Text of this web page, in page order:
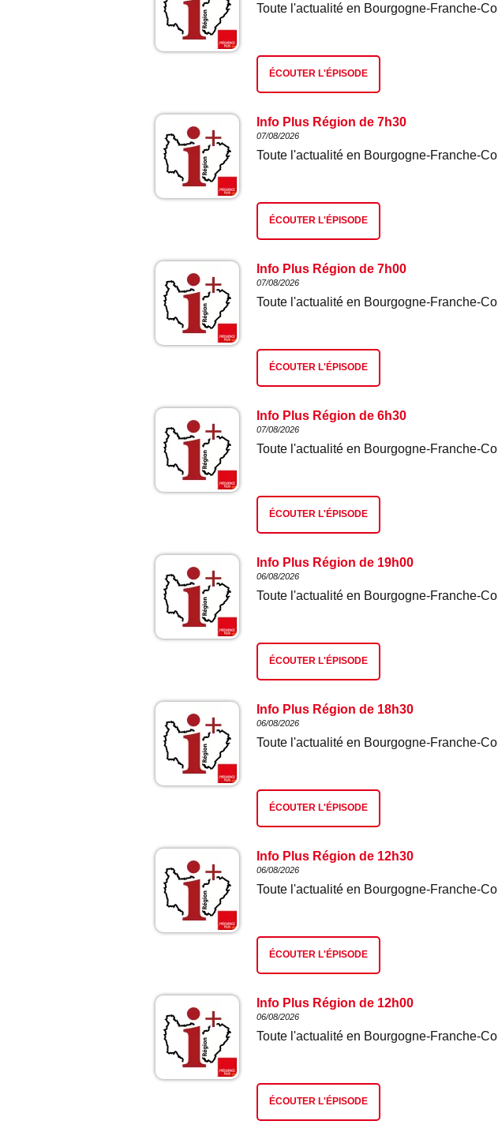
Toute l'actualité en Bourgogne-Franche-
ÉCOUTER L'ÉPISODE
Info Plus Région de 7h30
07/08/2026
Toute l'actualité en Bourgogne-Franche-
ÉCOUTER L'ÉPISODE
Info Plus Région de 7h00
07/08/2026
Toute l'actualité en Bourgogne-Franche-
ÉCOUTER L'ÉPISODE
Info Plus Région de 6h30
07/08/2026
Toute l'actualité en Bourgogne-Franche-
ÉCOUTER L'ÉPISODE
Info Plus Région de 19h00
06/08/2026
Toute l'actualité en Bourgogne-Franche-
ÉCOUTER L'ÉPISODE
Info Plus Région de 18h30
06/08/2026
Toute l'actualité en Bourgogne-Franche-
ÉCOUTER L'ÉPISODE
Info Plus Région de 12h30
06/08/2026
Toute l'actualité en Bourgogne-Franche-
ÉCOUTER L'ÉPISODE
Info Plus Région de 12h00
06/08/2026
Toute l'actualité en Bourgogne-Franche-
ÉCOUTER L'ÉPISODE